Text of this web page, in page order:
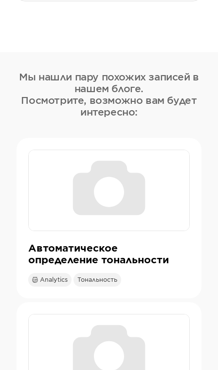
Мы нашли пару похожих записей в
нашем блоге.
Посмотрите, возможно вам будет
интересно:
Автоматическое
определение тональности
Analytics Тональность